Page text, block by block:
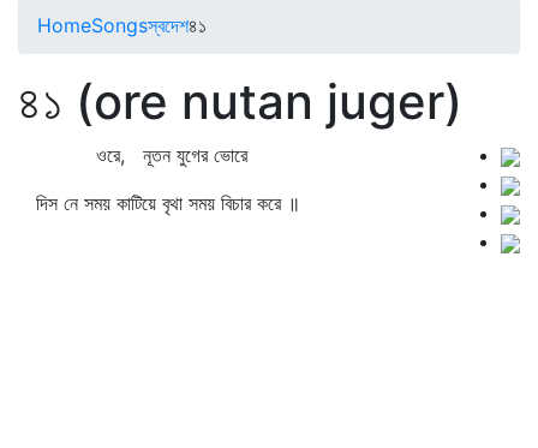
HomeSongsস্বদেশ৪১
৪১ (ore nutan juger)
ওরে, নূতন যুগের ভোরে
দিস নে সময় কাটিয়ে বৃথা সময় বিচার করে ॥